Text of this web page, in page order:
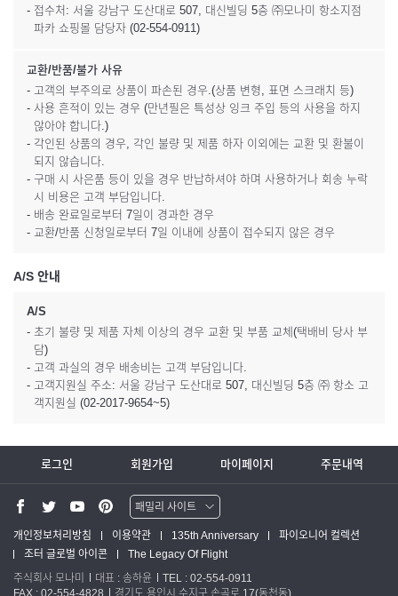
- 접수처: 서울 강남구 도산대로 507, 대신빌딩 5층 ㈜모나미 항소지점
파카 쇼핑몰 담당자 (02-554-0911)
교환/반품/불가 사유
- 고객의 부주의로 상품이 파손된 경우.(상품 변형, 표면 스크래치 등)
- 사용 흔적이 있는 경우 (만년필은 특성상 잉크 주입 등의 사용을 하지
않아야 합니다.)
- 각인된 상품의 경우, 각인 불량 및 제품 하자 이외에는 교환 및 환불이
되지 않습니다.
- 구매 시 사은품 등이 있을 경우 반납하셔야 하며 사용하거나 회송 누락
시 비용은 고객 부담입니다.
- 배송 완료일로부터 7일이 경과한 경우
- 교환/반품 신청일로부터 7일 이내에 상품이 접수되지 않은 경우
A/S 안내
A/S
- 초기 불량 및 제품 자체 이상의 경우 교환 및 부품 교체(택배비 당사 부
담)
- 고객 과실의 경우 배송비는 고객 부담입니다.
- 고객지원실 주소: 서울 강남구 도산대로 507, 대신빌딩 5층 ㈜ 항소 고
객지원실 (02-2017-9654~5)
로그인 회원가입 마이페이지 주문내역
패밀리 사이트
워터맨 쇼핑몰
파카 글로벌
개인정보처리방침 이용약관 135th Anniversary
파이오니어 컬렉션
조터 글로벌 아이콘
The Legacy Of Flight
주식회사 모나미
대표 : 송하윤
TEL : 02-554-0911
FAX : 02-554-4828
경기도 용인시 수지구 손곡로 17(동천동)